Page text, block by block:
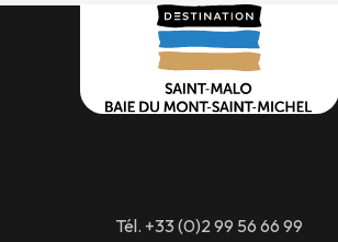
Tél. +33 (0)2 99 56 66 99